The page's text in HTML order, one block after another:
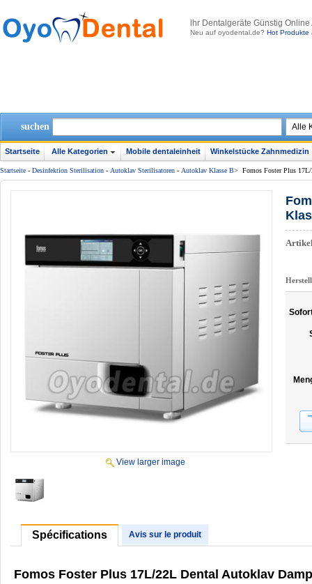
lhr Dentalgeräte Günstig
Neu auf oyodental.de? Hot Produkte
suchen
Startseite Alle Kategorien Mobile dentaleinheit Winkelstücke Zahnmedizin
Startseite - Desinfektion Sterilisation - Autoklav Sterilisatoren - Autoklav Klasse B> Fomos Foster Plus
View larger image
Spécifications Avis sur le produit
Fomos Foster Plus 17L/22L Dental Autoklav